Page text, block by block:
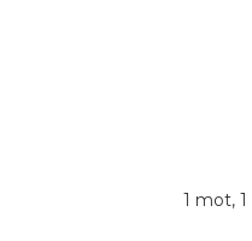
1 mot,